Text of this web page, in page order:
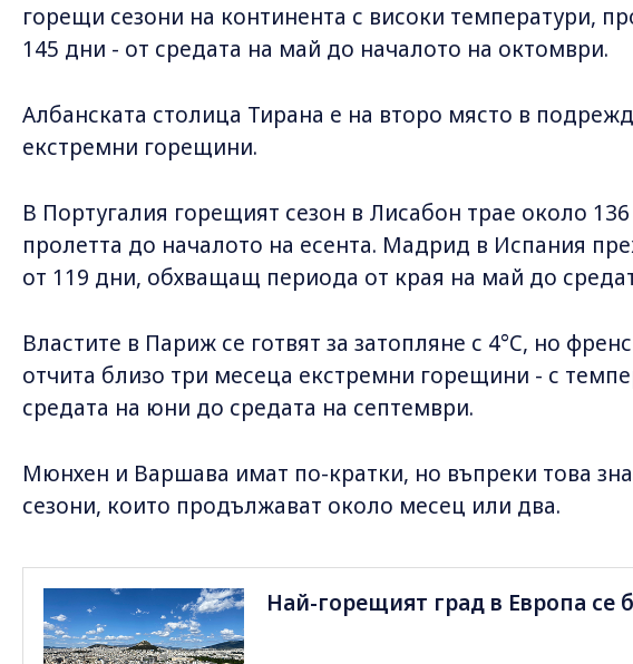
горещи сезони на континента с високи температури,
145 дни - от средата на май до началото на октомври.
Албанската столица Тирана е на второ място в
екстремни горещини.
В Португалия горещият сезон в Лисабон трае около
пролетта до началото на есента. Мадрид в Испания
от 119 дни, обхващащ периода от края на май до
Властите в Париж се готвят за затопляне с 4°C, но
отчита близо три месеца екстремни горещини - с
средата на юни до средата на септември.
Мюнхен и Варшава имат по-кратки, но въпреки това
сезони, които продължават около месец или два.
Най-горещият град в Европа се